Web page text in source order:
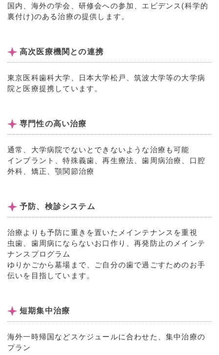
国内、海外の学会、研修会への参加、エビデンス(科学的
裏付け)のある治療の提供します。
高次医療機関との連携
東京医科歯科大学、日本大学松戸、筑波大学等の大学病
院と医療提携しています。
専門性の高い治療
通常、大学病院でないとできないような治療も可能
インプラント、特殊義歯、再生療法、歯周病治療、口腔
外科、矯正、顎関節治療
予防、検診システム
治療よりも予防に重きを置いたメインテナンスを重視
虫歯、歯周病にならないお口作り、再発防止のメインテ
ナンスプログラム
ゆりかごから墓場まで、ご自分の歯で過ごすためのお手
伝いを目指しています。
短期集中治療
海外一時帰国などスケジュールに合わせた、集中治療の
プラン